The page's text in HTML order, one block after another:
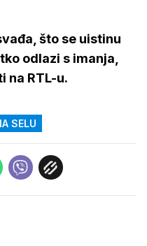
što se uistinu
odlazi s imanja,
na RTL-u.
SELU